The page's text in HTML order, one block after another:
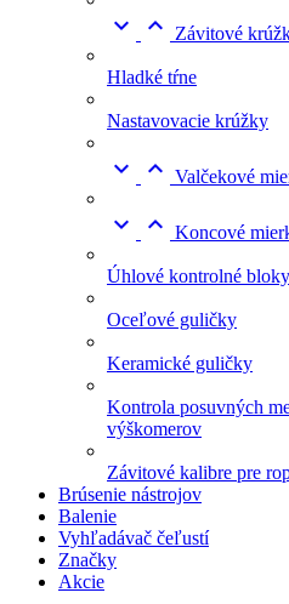
  Závitové
Hladké tŕne
Nastavovacie krúžky
  Valčekové
  Koncové
Úhlové kontrolné bloky
Oceľové guličky
Keramické guličky
Kontrola posuvných
výškomerov
Závitové kalibre pre
Brúsenie nástrojov
Balenie
Vyhľadávač čeľustí
Značky
Akcie